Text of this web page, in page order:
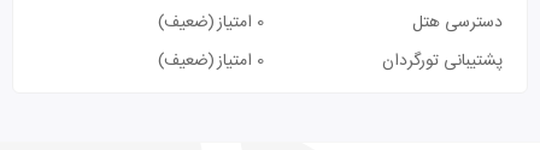
دسترسی هتل
0 امتیاز
(ضعیف)
پشتیبانی تورگردان
0 امتیاز (ضعیف)